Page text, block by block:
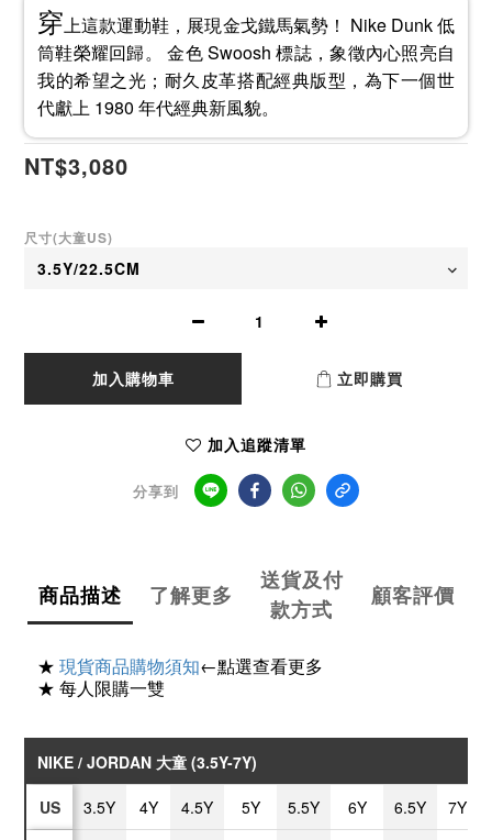
穿上這款運動鞋，展現金戈鐵馬氣勢！ Nike Dunk 低
筒鞋榮耀回歸。 金色 Swoosh 標誌，象徵內心照亮自
我的希望之光；耐久皮革搭配經典版型，為下一個世
代獻上 1980 年代經典新風貌。
NT$3,080
尺寸(大童US)
加入購物車 立即購買
加入追蹤清單
分享到
商品描述 了解更多
送貨及付
款方式
顧客評價
★ 現貨商品購物須知←點選查看更多
★ 每人限購一雙
NIKE / JORDAN 大童 (3.5Y-7Y)
US 3.5Y 4Y 4.5Y 5Y 5.5Y 6Y 6.5Y 7Y